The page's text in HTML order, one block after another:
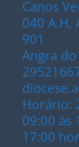
Canos
040 A.H,
901
Angra
Horário:
09:00 às
17:00